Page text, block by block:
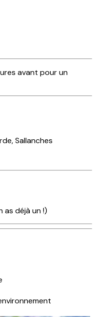
avant pour un
, Sallanches
as déjà un !)